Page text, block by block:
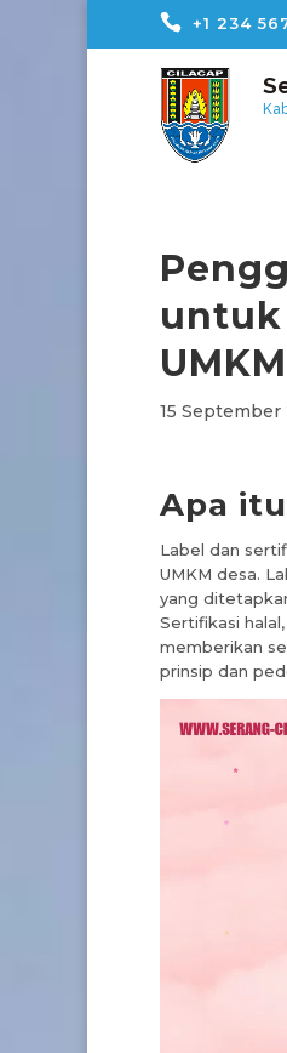
+1 234
untuk
15 September
Apa
Label dan
UMKM desa.
yang
Sertifikasi
memberikan
prinsip dan